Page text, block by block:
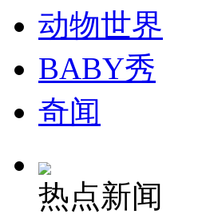
动物世界
BABY秀
奇闻
热点新闻